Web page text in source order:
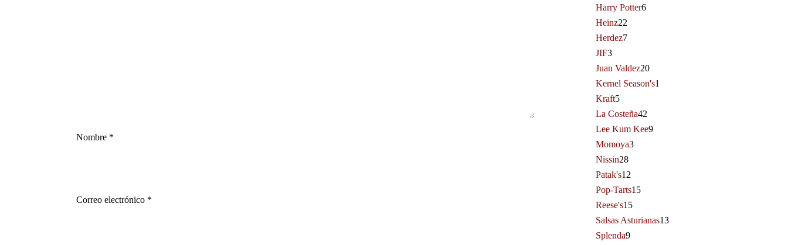
Nombre *
Correo electrónico *
Harry Potter6
Heinz22
Herdez7
JIF3
Juan Valdez20
Kernel Season's1
Kraft5
La Costeña42
Lee Kum Kee9
Momoya3
Nissin28
Patak's12
Pop-Tarts15
Reese's15
Salsas Asturianas13
Splenda9